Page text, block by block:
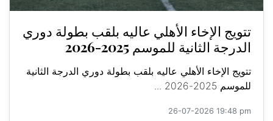
تتويج الإخاء الأهلي عاليه بلقب بطولة دوري
الدرجة الثانية للموسم 2025-2026
تتويج الإخاء الأهلي عاليه بلقب بطولة دوري الدرجة الثانية
للموسم 2025-2026 ...
26-07-2026 19:48 pm